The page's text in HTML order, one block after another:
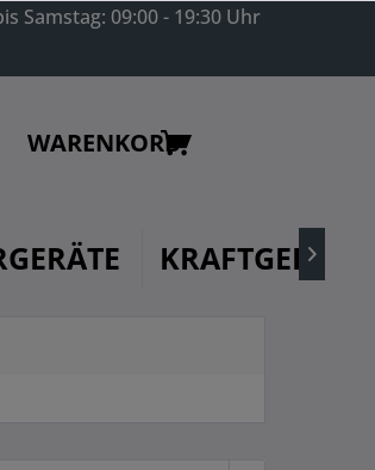
Samstag: 09:00 - 19:30 Uhr
WARENKORB
KRAFTGERÄTE
